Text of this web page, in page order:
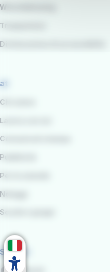
Whistleblowing
Trasparenza
Dichiarazione di accessibilità
at
Chi siamo
Lavora con noi
Comunicati stampa
Pubblicità
Per le aziende
Noleggi
Scuole e gruppi
Seguici